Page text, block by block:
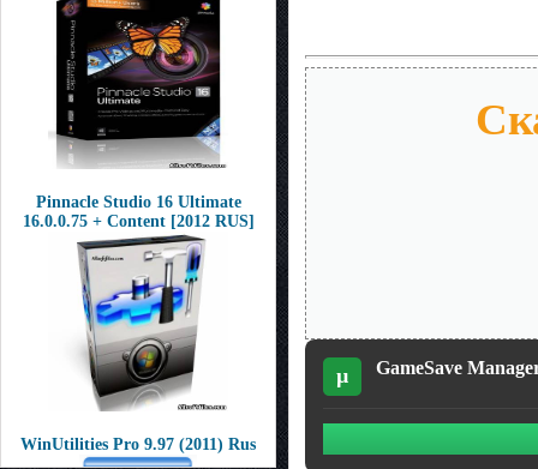
Pinnacle Studio 16 Ultimate
16.0.0.75 + Content [2012 RUS]
WinUtilities Pro 9.97 (2011) Rus
µ GameSave